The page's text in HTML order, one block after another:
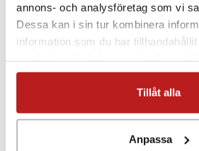
annons- och analysföretag som vi
Dessa kan i sin tur kombinera
information som du har
Tillåt alla
Anpassa